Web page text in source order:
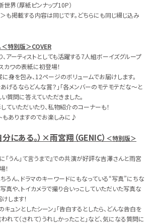
界（厚紙ピンナップ10P）
掲載する内容は同じです。どちらにも同じ綴じ込み
＜特別版＞COVER
アーティストとしても活躍する7人組ボーイズグループ
カワの表紙に初登場！
身を包み、12ページのボリュームでお届けします。
げるならどんな賞？」「各メンバーのモテモテだな～と
い質問に答えていただきました。
ていただいたり、私物紹介のコーナーも！
もありますのでお楽しみに♪
にある。）×雨宮翔（GENIC） ＜特別版＞
に「うん」て言うまで』での共演が好評な吉澤さんと雨宮
！
ろん、ドラマのキーワードにもなっている“写真”にちな
真や、トイカメラで撮り合いっこしていただいた写真な
します！
キュンとしたシーン」「告白するとしたら、どんな告白を
れて（されて）うれしかったこと」など、気になる質問に